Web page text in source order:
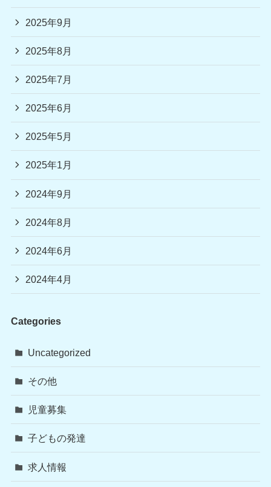
2025年9月
2025年8月
2025年7月
2025年6月
2025年5月
2025年1月
2024年9月
2024年8月
2024年6月
2024年4月
Categories
Uncategorized
その他
児童募集
子どもの発達
求人情報